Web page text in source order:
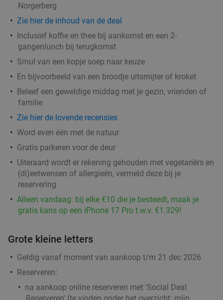
Norgerberg
Zie hier de inhoud van de deal
Inclusief koffie en thee bij aankomst en een 2-
gangenlunch bij terugkomst
Smul van een kopje soep naar keuze
En bijvoorbeeld van een broodje uitsmijter of kroket
Beleef een geweldige middag met je gezin, vrienden of
familie
Zie hier de lovende recensies
Word even één met de natuur
Gratis parkeren voor de deur
Uiteraard wordt er rekening gehouden met vegetariërs en
(di)eetwensen of allergieën, vermeld deze bij je
reservering
Alleen vandaag: bij elke €10 die je besteedt, maak je
gratis kans op een iPhone 17 Pro t.w.v. €1.329!
Grote kleine letters
Geldig vanaf moment van aankoop t/m 21 dec 2026
Reserveren:
na aankoop online reserveren met 'Social Deal